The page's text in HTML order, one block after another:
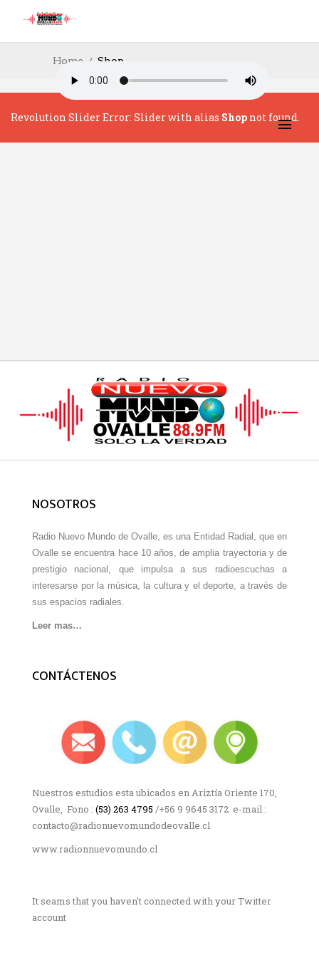
Home Shop
Revolution Slider Error: Slider with alias Shop not found.
NOSOTROS
Radio Nuevo Mundo de Ovalle, es una Entidad Radial, que en
Ovalle se encuentra hace 10 años, de amplia trayectoria y de
prestigio nacional, que impulsa a sus radioescuchas a
interesarse por la música, la cultura y el deporte, a través de
sus espacios radiales.
Leer mas…
CONTÁCTENOS
Nuestros estudios esta ubicados en Ariztía Oriente 170,
Ovalle, Fono : (53) 263 4795 /+56 9 9645 3172 e-mail :
contacto@radionuevomundodeovalle.cl
www.radionnuevomundo.cl
It seams that you haven't connected with your Twitter
account